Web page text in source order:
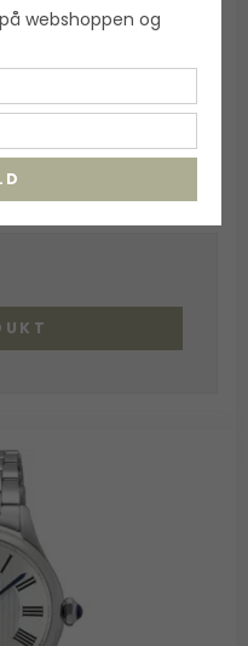
- 30mm - SUR612P1
webshoppen og